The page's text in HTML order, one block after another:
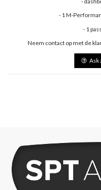
- 1 M-
- 1
Neem contact op met de
Ask